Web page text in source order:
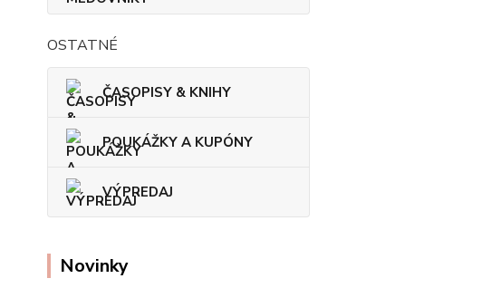
OSTATNÉ
ČASOPISY & KNIHY
POUKÁŽKY A KUPÓNY
VÝPREDAJ
Novinky